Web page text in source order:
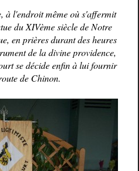
à l'endroit même où s'affermit
du XIVème siècle de Notre
en prières durant des heures
de la divine providence,
se décide enfin à lui fournir
de Chinon.